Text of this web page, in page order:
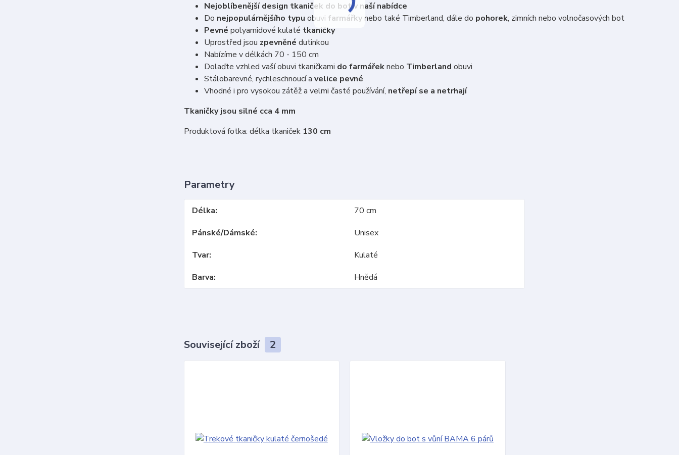
Nejoblíbenější design tkaniček do bot v naší nabídce
Do nejpopulárnějšího typu obuvi farmářkynebo také Timberland, dále do pohorek, zimních nebo volnočasových bot
Pevné polyamidové kulaté tkaničky
Uprostřed jsou zpevněné dutinkou
Nabízíme v délkách 70 - 150 cm
Dolaďte vzhled vaší obuvi tkaničkami do farmářeknebo Timberland obuvi
Stálobarevné, rychleschnoucí a velice pevné
Vhodné i pro vysokou zátěž a velmi časté používání, netřepí se a netrhají
Tkaničky jsou silné cca 4 mm
Produktová fotka: délka tkaniček 130 cm
Parametry
Délka
70 cm
Pánské/Dámské
Unisex
Tvar
Kulaté
Barva
Hnědá
Související zboží 2